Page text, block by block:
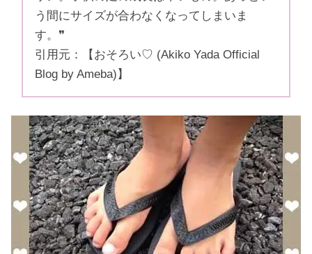
う間にサイズが合わなくなってしまいま
す。❞
引用元：【おそろい♡ (Akiko Yada Official
Blog by Ameba)】